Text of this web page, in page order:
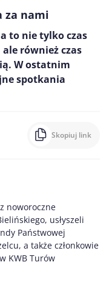
za nami
to nie tylko czas
również czas
W ostatnim
spotkania
Skopiuj link
noworoczne
usłyszeli
Państwowej
a także członkowie
KWB Turów